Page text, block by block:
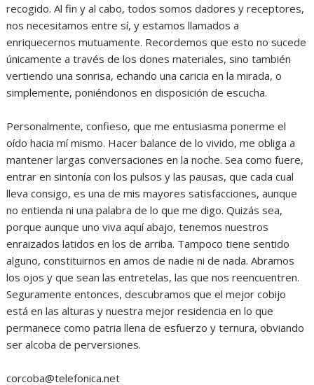
recogido. Al fin y al cabo, todos somos dadores y receptores,
nos necesitamos entre sí, y estamos llamados a
enriquecernos mutuamente. Recordemos que esto no sucede
únicamente a través de los dones materiales, sino también
vertiendo una sonrisa, echando una caricia en la mirada, o
simplemente, poniéndonos en disposición de escucha.
Personalmente, confieso, que me entusiasma ponerme el
oído hacia mí mismo. Hacer balance de lo vivido, me obliga a
mantener largas conversaciones en la noche. Sea como fuere,
entrar en sintonía con los pulsos y las pausas, que cada cual
lleva consigo, es una de mis mayores satisfacciones, aunque
no entienda ni una palabra de lo que me digo. Quizás sea,
porque aunque uno viva aquí abajo, tenemos nuestros
enraizados latidos en los de arriba. Tampoco tiene sentido
alguno, constituirnos en amos de nadie ni de nada. Abramos
los ojos y que sean las entretelas, las que nos reencuentren.
Seguramente entonces, descubramos que el mejor cobijo
está en las alturas y nuestra mejor residencia en lo que
permanece como patria llena de esfuerzo y ternura, obviando
ser alcoba de perversiones.
corcoba@telefonica.net